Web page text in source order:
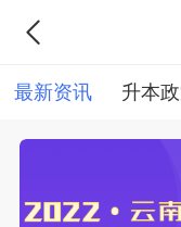
最新资讯 升本